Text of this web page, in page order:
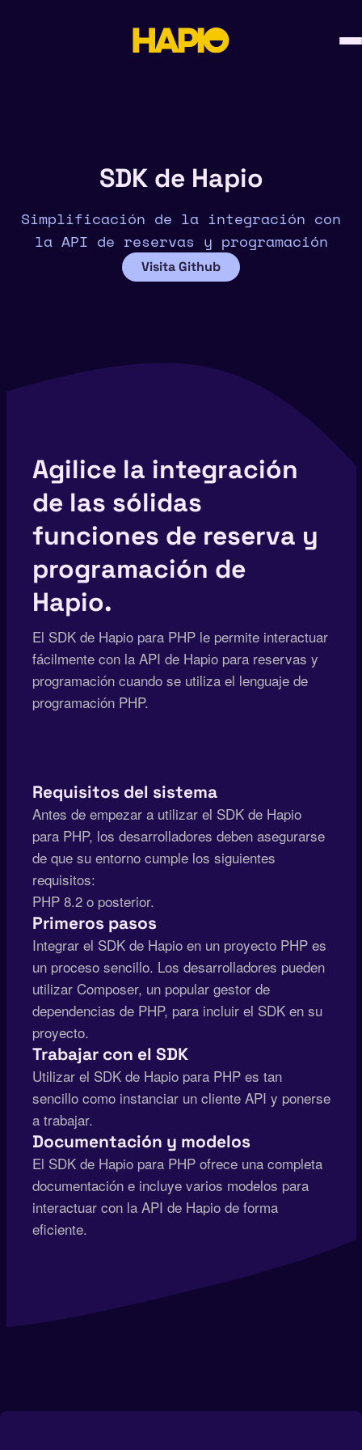
SDK de Hapio
Simplificación de la integración con
la API de reservas y programación
Visita Github
Agilice la integración
de las sólidas
funciones de reserva y
programación de
Hapio.
El SDK de Hapio para PHP le permite interactuar
fácilmente con la API de Hapio para reservas y
programación cuando se utiliza el lenguaje de
programación PHP.
Requisitos del sistema
Antes de empezar a utilizar el SDK de Hapio
para PHP, los desarrolladores deben asegurarse
de que su entorno cumple los siguientes
requisitos:
PHP 8.2 o posterior.
Primeros pasos
Integrar el SDK de Hapio en un proyecto PHP es
un proceso sencillo. Los desarrolladores pueden
utilizar Composer, un popular gestor de
dependencias de PHP, para incluir el SDK en su
proyecto.
Trabajar con el SDK
Utilizar el SDK de Hapio para PHP es tan
sencillo como instanciar un cliente API y ponerse
a trabajar.
Documentación y modelos
El SDK de Hapio para PHP ofrece una completa
documentación e incluye varios modelos para
interactuar con la API de Hapio de forma
eficiente.